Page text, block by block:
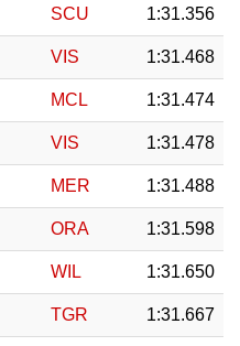
SCU 1:31.356
VIS 1:31.468
MCL 1:31.474
VIS 1:31.478
MER 1:31.488
ORA 1:31.598
WIL 1:31.650
TGR 1:31.667